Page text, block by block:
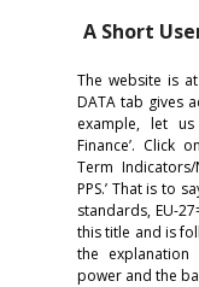
A Short
The website is at
DATA tab gives
example, let
Finance’. Click
Term
PPS.’ That is to
standards, EU-
this title and is
the explanation
power and the